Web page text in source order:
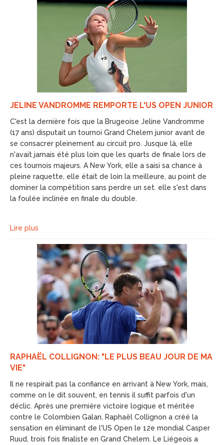
JELINE VANDROMME REMPORTE L'US OPEN JUNIOR
C'est la dernière fois que la Brugeoise Jeline Vandromme
(17 ans) disputait un tournoi Grand Chelem junior avant de
se consacrer pleinement au circuit pro. Jusque là, elle
n'avait jamais été plus loin que les quarts de finale lors de
ces tournois majeurs. A New York, elle a saisi sa chance à
pleine raquette, elle était de loin la meilleure, au point de
dominer la compétition sans perdre un set. elle s'est dans
la foulée inclinée en finale du double.
Lire plus
RAPHAËL COLLIGNON: "LE PLUS BEAU JOUR DE MA
VIE"
Il ne respirait pas la confiance en arrivant à New York, mais,
comme on le dit souvent, en tennis il suffit parfois d'un
déclic. Après une première victoire logique et méritée
contre le Colombien Galan, Raphaël Collignon a créé la
sensation en éliminant de l'US Open le 12e mondial Casper
Ruud, trois fois finaliste en Grand Chelem. Le Liégeois a